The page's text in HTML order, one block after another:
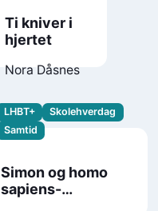
Ti kniver i
hjertet
Nora Dåsnes
LHBT+
Skolehverdag
Samtid
Simon og homo
sapiens-